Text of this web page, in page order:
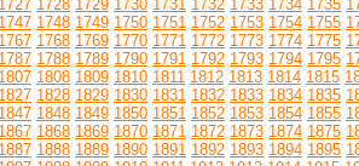
1727 1728 1729 1730 1731 1732 1733 1734 1735
1747 1748 1749 1750 1751 1752 1753 1754 1755
1767 1768 1769 1770 1771 1772 1773 1774 1775
1787 1788 1789 1790 1791 1792 1793 1794 1795
1807 1808 1809 1810 1811 1812 1813 1814 1815
1827 1828 1829 1830 1831 1832 1833 1834 1835
1847 1848 1849 1850 1851 1852 1853 1854 1855
1867 1868 1869 1870 1871 1872 1873 1874 1875
1887 1888 1889 1890 1891 1892 1893 1894 1895